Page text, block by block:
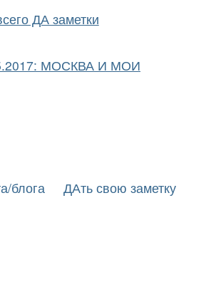
ДА заметки
МОСКВА И МОИ
блога ДАть свою заметку